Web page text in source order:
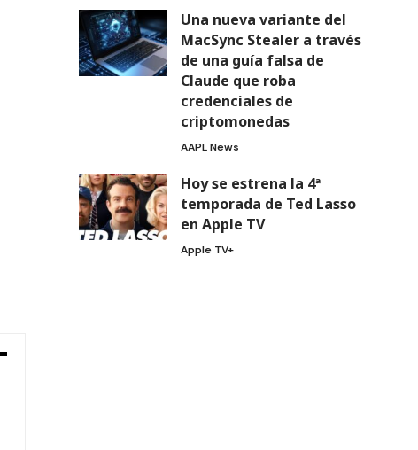
Una nueva variante del
MacSync Stealer a través
de una guía falsa de
Claude que roba
credenciales de
criptomonedas
AAPL News
Hoy se estrena la 4ª
temporada de Ted Lasso
en Apple TV
Apple TV+